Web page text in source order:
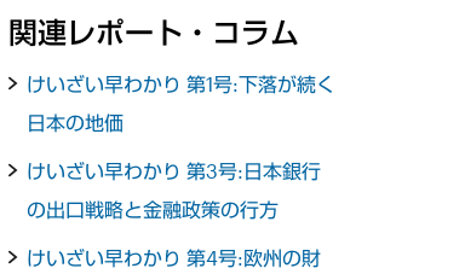
関連レポート・コラム
けいざい早わかり 第1号:下落が続く
日本の地価
けいざい早わかり 第3号:日本銀行
の出口戦略と金融政策の行方
けいざい早わかり 第4号:欧州の財